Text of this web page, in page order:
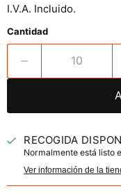
I.V.A. Incluido.
Cantidad
RECOGIDA
Normalmente está listo
Ver información de la